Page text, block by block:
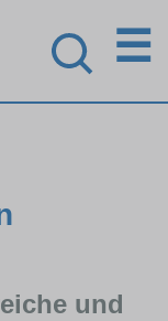
☰
und